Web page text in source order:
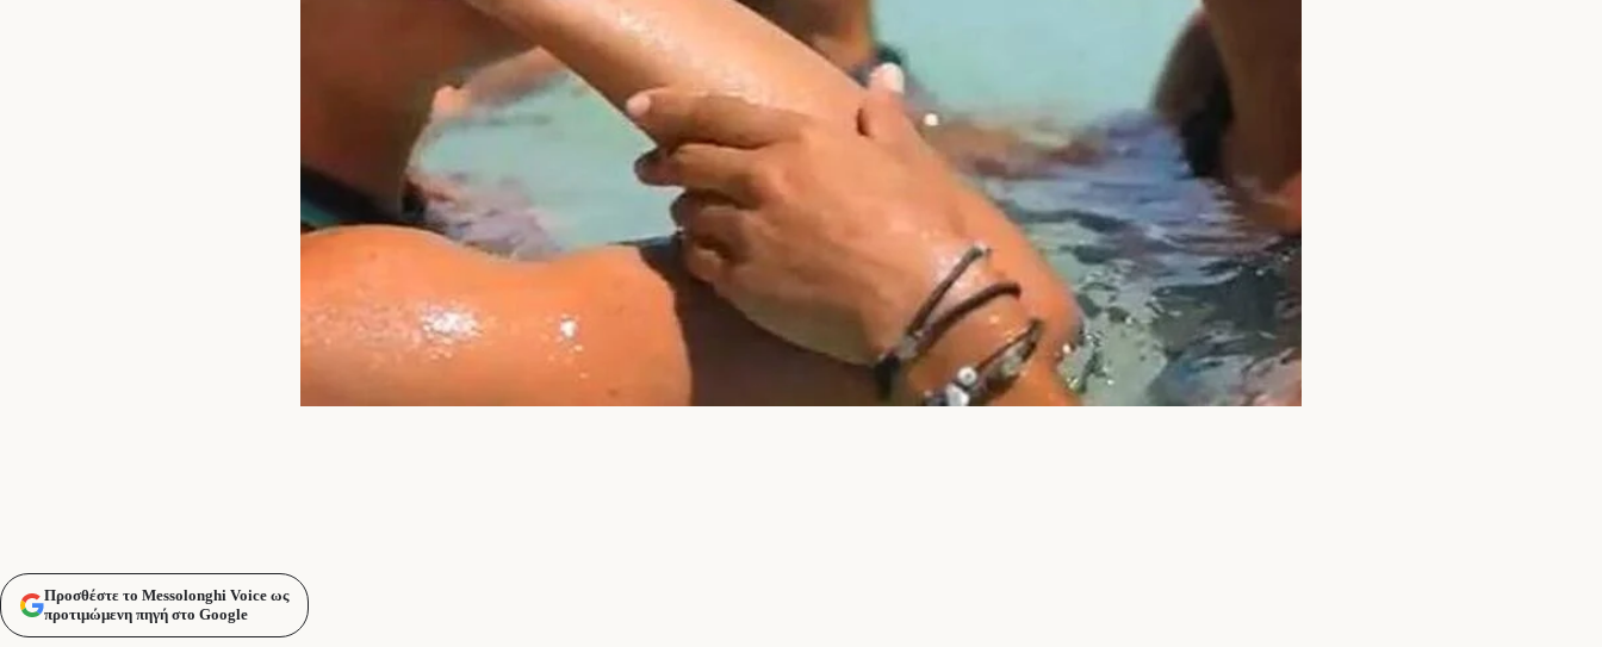
Προσθέστε το Messolonghi Voice ως
προτιμώμενη πηγή στο Google